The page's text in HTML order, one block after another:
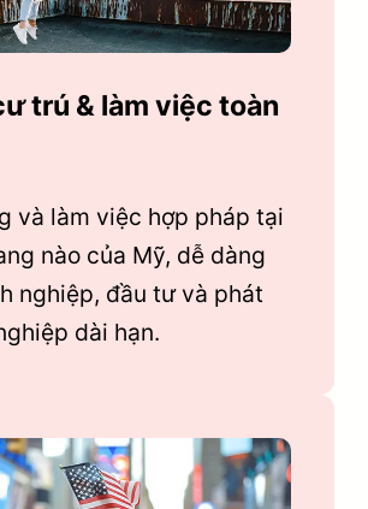
trú & làm việc toàn
và làm việc hợp pháp tại
nào của Mỹ, dễ dàng
nghiệp, đầu tư và phát
dài hạn.